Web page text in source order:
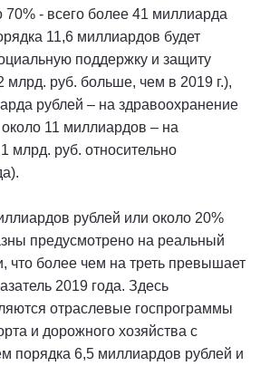
70% - всего более 41 миллиарда
11,6 миллиардов будет
поддержку и защиту
млрд. руб. больше, чем в 2019 г.),
рублей – на здравоохранение
11 миллиардов – на
млрд. руб. относительно
рублей или около 20%
предусмотрено на реальный
что более чем на треть превышает
2019 года. Здесь
отраслевые госпрограммы
и дорожного хозяйства с
порядка 6,5 миллиардов рублей и